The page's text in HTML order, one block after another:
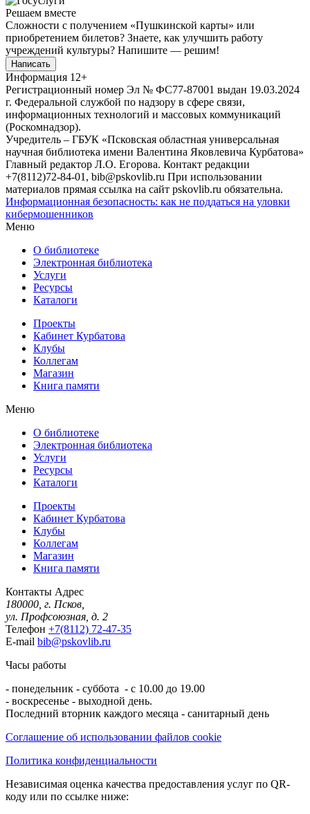
Решаем вместе
Сложности с получением «Пушкинской карты» или
приобретением билетов? Знаете, как улучшить работу
учреждений культуры? Напишите — решим!
Написать
Информация 12+
Регистрационный номер Эл № ФС77-87001 выдан 19.03.2024
г. Федеральной службой по надзору в сфере связи,
информационных технологий и массовых коммуникаций
(Роскомнадзор).
Учредитель – ГБУК «Псковская областная универсальная
научная библиотека имени Валентина Яковлевича Курбатова»
Главный редактор Л.О. Егорова. Контакт редакции
+7(8112)72-84-01, bib@pskovlib.ru При использовании
материалов прямая ссылка на сайт pskovlib.ru обязательна.
Информационная безопасность: как не поддаться на уловки
кибермошенников
Меню
О библиотеке
Электронная библиотека
Услуги
Ресурсы
Каталоги
Проекты
Кабинет Курбатова
Клубы
Коллегам
Магазин
Книга памяти
Меню
О библиотеке
Электронная библиотека
Услуги
Ресурсы
Каталоги
Проекты
Кабинет Курбатова
Клубы
Коллегам
Магазин
Книга памяти
Контакты Адрес
180000, г. Псков,
ул. Профсоюзная, д. 2
Телефон +7(8112) 72-47-35
E-mail bib@pskovlib.ru
Часы работы
- понедельник - суббота - с 10.00 до 19.00
- воскресенье - выходной день.
Последний вторник каждого месяца - санитарный день
Соглашение об использовании файлов cookie
Политика конфиденциальности
Независимая оценка качества предоставления услуг по QR-
коду или по ссылке ниже: